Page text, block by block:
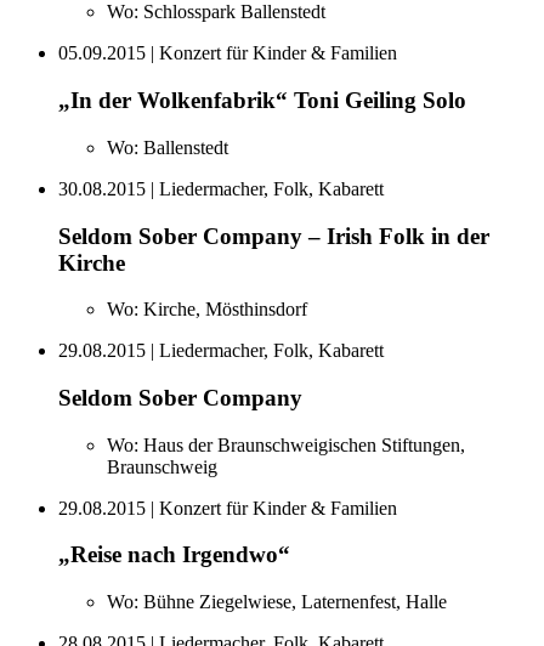
Wo: Schlosspark Ballenstedt
05.09.2015 | Konzert für Kinder & Familien
„In der Wolkenfabrik“ Toni Geiling Solo
Wo: Ballenstedt
30.08.2015 | Liedermacher, Folk, Kabarett
Seldom Sober Company – Irish Folk in der
Kirche
Wo: Kirche, Mösthinsdorf
29.08.2015 | Liedermacher, Folk, Kabarett
Seldom Sober Company
Wo: Haus der Braunschweigischen Stiftungen,
Braunschweig
29.08.2015 | Konzert für Kinder & Familien
„Reise nach Irgendwo“
Wo: Bühne Ziegelwiese, Laternenfest, Halle